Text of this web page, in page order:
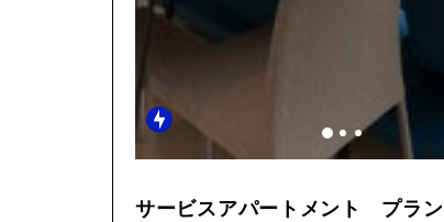
of
サービスアパートメント プラン